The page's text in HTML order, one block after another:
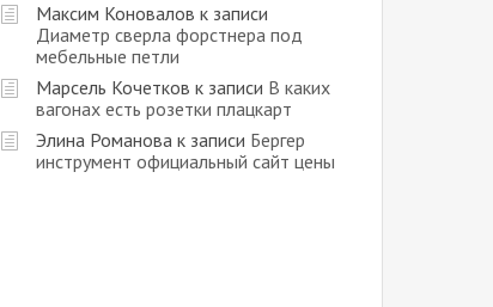
Максим Коновалов к записи
Диаметр сверла форстнера под
мебельные петли
Марсель Кочетков к записи В каких
вагонах есть розетки плацкарт
Элина Романова к записи Бергер
инструмент официальный сайт цены